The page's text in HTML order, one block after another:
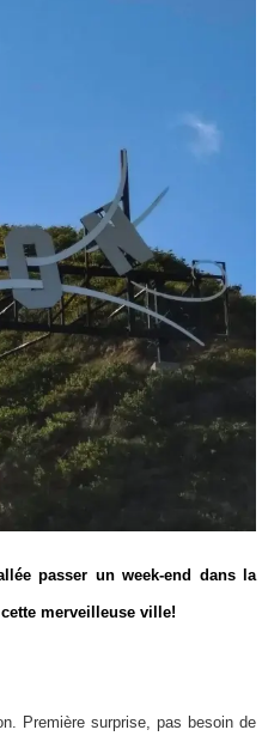
passer un week-end dans la
merveilleuse ville!
Première surprise, pas besoin de